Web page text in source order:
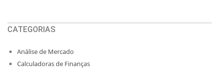
CATEGORIAS
Análise de Mercado
Calculadoras de Finanças